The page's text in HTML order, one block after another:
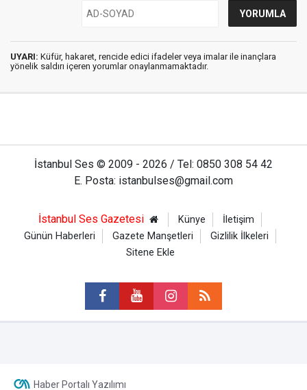
UYARI: Küfür, hakaret, rencide edici ifadeler veya imalar ile inançlara
yönelik saldırı içeren yorumlar onaylanmamaktadır.
İstanbul Ses © 2009 - 2026 / Tel: 0850 308 54 42
E. Posta: istanbulses@gmail.com
İstanbul Ses Gazetesi Künye
İletişim
Günün Haberleri
Gazete Manşetleri
Gizlilik İlkeleri
Sitene Ekle
Haber Portalı Yazılımı